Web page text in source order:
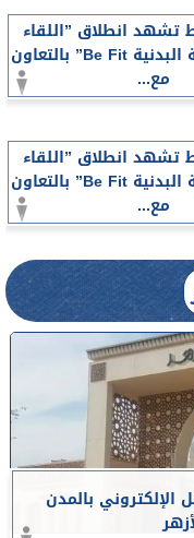
تشهد انطلاق ”اللقاء
الرياضي للياقة البدنية Be Fit” بالتعاون
مع...
تشهد انطلاق ”اللقاء
الرياضي للياقة البدنية Be Fit” بالتعاون
مع...
بالمدن